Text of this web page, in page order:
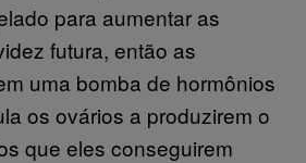
para aumentar as
futura, então as
uma bomba de hormônios
os ovários a produzirem o
que eles conseguirem